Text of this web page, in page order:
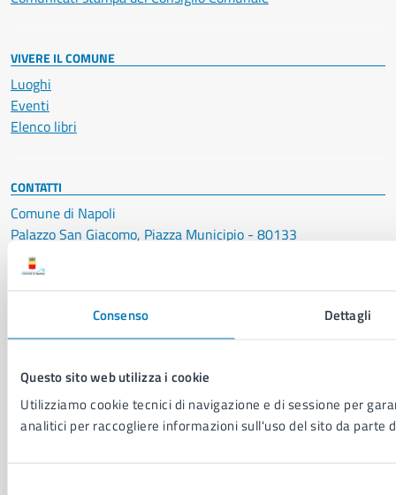
Consenso Dettagli
Questo sito web utilizza i cookie
Utilizziamo cookie tecnici di navigazione e di sessione per
analitici per raccogliere informazioni sull'uso del sito da parte
VIVERE IL COMUNE
Luoghi
Eventi
Elenco libri
CONTATTI
Comune di Napoli
Palazzo San Giacomo, Piazza Municipio - 80133
P. IVA: 01207650639
LEI: 8156007FF4DEB97ABA09
PEC:urp@pec.comune.napoli.it
Centralino unico:0817951111
Leggi le FAQ